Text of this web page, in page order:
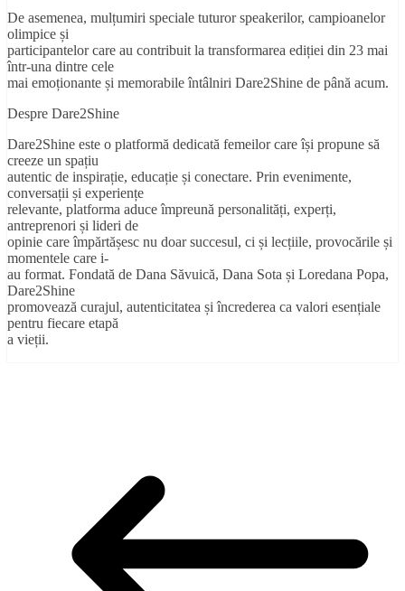
De asemenea, mulțumiri speciale tuturor speakerilor, campioanelor
olimpice și
participantelor care au contribuit la transformarea ediției din 23 mai
într-una dintre cele
mai emoționante și memorabile întâlniri Dare2Shine de până acum.
Despre Dare2Shine
Dare2Shine este o platformă dedicată femeilor care își propune să
creeze un spațiu
autentic de inspirație, educație și conectare. Prin evenimente,
conversații și experiențe
relevante, platforma aduce împreună personalități, experți,
antreprenori și lideri de
opinie care împărtășesc nu doar succesul, ci și lecțiile, provocările și
momentele care i-
au format. Fondată de Dana Săvuică, Dana Sota și Loredana Popa,
Dare2Shine
promovează curajul, autenticitatea și încrederea ca valori esențiale
pentru fiecare etapă
a vieții.